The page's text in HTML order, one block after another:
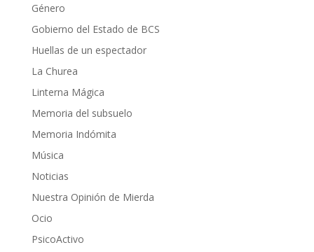
Género
Gobierno del Estado de BCS
Huellas de un espectador
La Churea
Linterna Mágica
Memoria del subsuelo
Memoria Indómita
Música
Noticias
Nuestra Opinión de Mierda
Ocio
PsicoActivo